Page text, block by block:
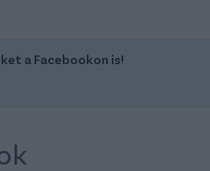
a Facebookon is!